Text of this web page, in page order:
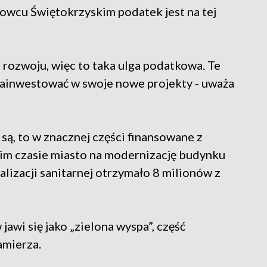
Świętokrzyskim podatek jest na tej
więc to taka ulga podatkowa. Te
w swoje nowe projekty - uważa
to w znacznej części finansowane z
czasie miasto na modernizację budynku
sanitarnej otrzymało 8 milionów z
się jako „zielona wyspa”, część